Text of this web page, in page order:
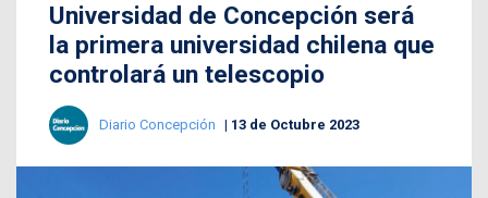
Universidad de Concepción será
la primera universidad chilena que
controlará un telescopio
Diario Concepción 13 de Octubre 2023